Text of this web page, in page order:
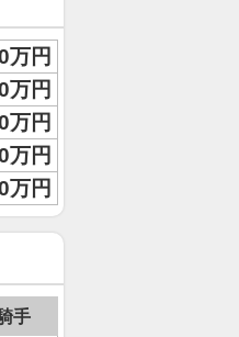
万円
万円
万円
万円
万円
手